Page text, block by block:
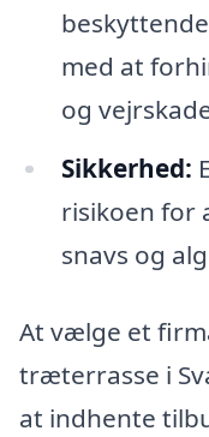
med at
og
Sikkerhed:
risikoen for
snavs og
At vælge et
træterrasse i
at indhente